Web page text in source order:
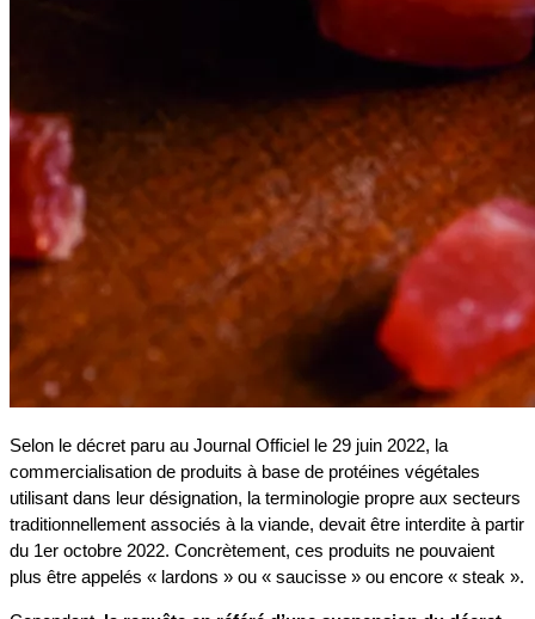
Selon le décret paru au Journal Officiel le 29 juin 2022, la
commercialisation de produits à base de protéines végétales
utilisant dans leur désignation, la terminologie propre aux secteurs
traditionnellement associés à la viande, devait être interdite à partir
du 1er octobre 2022. Concrètement, ces produits ne pouvaient
plus être appelés « lardons » ou « saucisse » ou encore « steak ».